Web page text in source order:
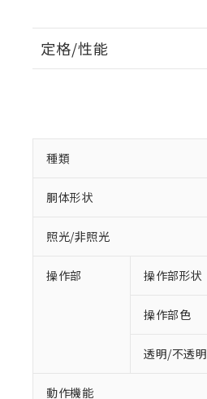
定格/性能
種類
胴体形状
照光/非照光
操作部 操作部形状
操作部色
透明/不透明
動作機能